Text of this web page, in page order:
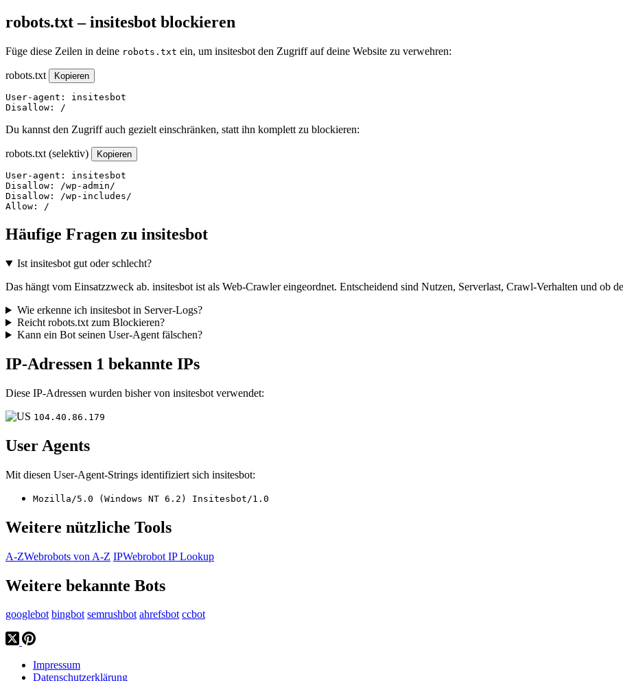
robots.txt – insitesbot blockieren
Füge diese Zeilen in deine robots.txt ein, um insitesbot den Zugriff auf deine Website zu verwehren:
robots.txt Kopieren
User-agent: insitesbot
Disallow: /
Du kannst den Zugriff auch gezielt einschränken, statt ihn komplett zu blockieren:
robots.txt (selektiv) Kopieren
User-agent: insitesbot
Disallow: /wp-admin/
Disallow: /wp-includes/
Allow: /
Häufige Fragen zu insitesbot
Ist insitesbot gut oder schlecht?
Das hängt vom Einsatzzweck ab. insitesbot ist als Web-Crawler eingeordnet. Entscheidend sind Nutzen, Serverlast, Crawl-Verhalten und ob
Wie erkenne ich insitesbot in Server-Logs?
Reicht robots.txt zum Blockieren?
Kann ein Bot seinen User-Agent fälschen?
IP-Adressen 1 bekannte IPs
Diese IP-Adressen wurden bisher von insitesbot verwendet:
104.40.86.179
User Agents
Mit diesen User-Agent-Strings identifiziert sich insitesbot:
Mozilla/5.0 (Windows NT 6.2) Insitesbot/1.0
Weitere nützliche Tools
A-ZWebrobots von A-Z IPWebrobot IP Lookup
Weitere bekannte Bots
googlebot bingbot semrushbot ahrefsbot ccbot
Impressum
Datenschutzerklärung